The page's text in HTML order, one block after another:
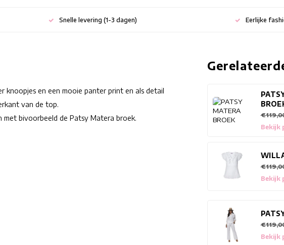
Snelle levering (1-3 dagen) Eerlijke
knoopjes en een mooie panter print en als detail
van de top.
bivoorbeeld de Patsy Matera broek.
Bekijk
Bekijk
Bekijk